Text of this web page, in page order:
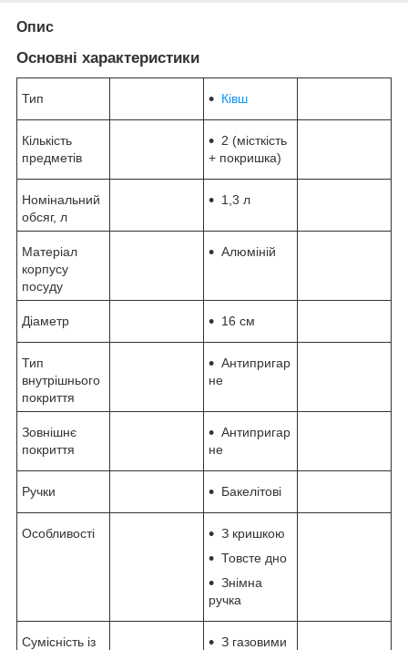
Опис
Основні характеристики
Тип Ківш
Кількість
предметів
2 (місткість
+ покришка)
Номінальний
обсяг, л
1,3 л
Матеріал
корпусу
посуду
Алюміній
Діаметр 16 см
Тип
внутрішнього
покриття
Антипригар
не
Зовнішнє
покриття
Антипригар
не
Ручки Бакелітові
Особливості
З кришкою
Товсте дно
Знімна
ручка
Сумісність із
З газовими